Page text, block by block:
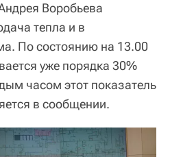
Воробьева
тепла и в
По состоянию ‪на 13.00
уже порядка 30%
часом этот показатель
в сообщении.